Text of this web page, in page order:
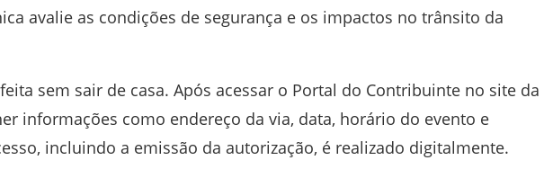
avalie as condições de segurança e os impactos no trânsito da
sem sair de casa. Após acessar o Portal do Contribuinte no site da
informações como endereço da via, data, horário do evento e
incluindo a emissão da autorização, é realizado digitalmente.